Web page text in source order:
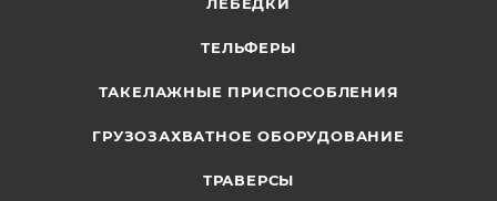
ТЕЛЬФЕРЫ
ТАКЕЛАЖНЫЕ ПРИСПОСОБЛЕНИЯ
ГРУЗОЗАХВАТНОЕ ОБОРУДОВАНИЕ
ТРАВЕРСЫ